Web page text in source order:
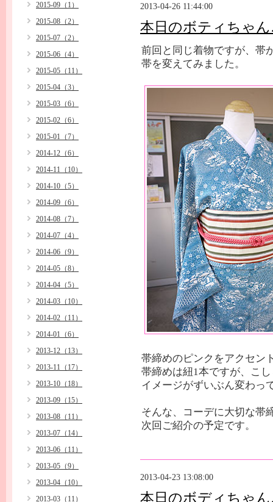
2013-04-26 11:44:00
本日のボティちゃん
前回と同じ着物ですが、帯
帯を変えてみました。
帯締めのピンクをアクセン
帯締めは紐1本ですが、こ
イメージがずいぶん変わっ
そんな、コーデに大切な帯
次回ご紹介の予定です。
2013-04-23 13:08:00
本日のボディちゃん
2015-09（1）
2015-08（2）
2015-07（2）
2015-06（4）
2015-05（11）
2015-04（3）
2015-03（6）
2015-02（6）
2015-01（7）
2014-12（6）
2014-11（10）
2014-10（5）
2014-09（6）
2014-08（7）
2014-07（4）
2014-06（9）
2014-05（8）
2014-04（5）
2014-03（10）
2014-02（11）
2014-01（6）
2013-12（13）
2013-11（17）
2013-10（18）
2013-09（15）
2013-08（11）
2013-07（14）
2013-06（11）
2013-05（9）
2013-04（10）
2013-03（11）